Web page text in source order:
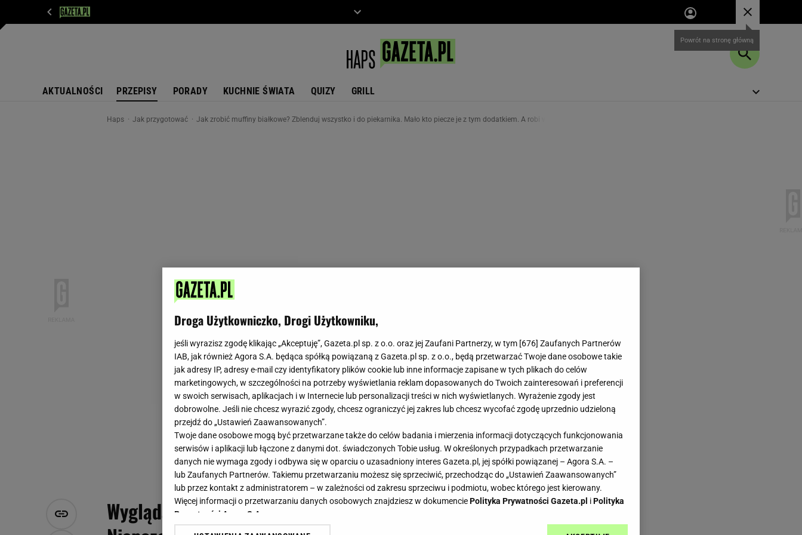
AKTUALNOŚCI PRZEPISY PORADY KUCHNIE ŚWIATA QUIZY GRILL
Haps Jak przygotować Jak zrobić muffiny białkowe? Zblenduj wszystko i do piekarnika. Mało kto piecze je z tym dodatkiem. A robi wielką różnicę
Wygląda jak deser z cukierni, ale to coś znacznie więcej.
Droga Użytkowniczko, Drogi Użytkowniku,
jeśli wyrazisz zgodę klikając „Akceptuję”, Gazeta.pl sp. z o.o. oraz jej Zaufani Partnerzy, w tym [676] Zaufanych Partnerów
IAB, jak również Agora S.A. będąca spółką powiązaną z Gazeta.pl sp. z o.o., będą przetwarzać Twoje dane osobowe takie
jak adresy IP, adresy e-mail czy identyfikatory plików cookie lub inne informacje zapisane w tych plikach do celów
marketingowych, w szczególności na potrzeby wyświetlania reklam dopasowanych do Twoich zainteresowań i preferencji
w swoich serwisach, aplikacjach i w Internecie lub personalizacji treści w nich wyświetlanych. Wyrażenie zgody jest
dobrowolne. Jeśli nie chcesz wyrazić zgody, chcesz ograniczyć jej zakres lub chcesz wycofać zgodę uprzednio udzieloną
przejdź do „Ustawień Zaawansowanych”.
Twoje dane osobowe mogą być przetwarzane także do celów badania i mierzenia informacji dotyczących funkcjonowania
serwisów i aplikacji lub łączone z danymi dot. świadczonych Tobie usług. W określonych przypadkach przetwarzanie
danych nie wymaga zgody i odbywa się w oparciu o uzasadniony interes Gazeta.pl, jej spółki powiązanej – Agora S.A. –
lub Zaufanych Partnerów. Takiemu przetwarzaniu możesz się sprzeciwić, przechodząc do „Ustawień Zaawansowanych”
lub przez kontakt z administratorem – w zależności od zakresu sprzeciwu i podmiotu, wobec którego jest kierowany.
Więcej informacji o przetwarzaniu danych osobowych znajdziesz w dokumenciePolityka Prywatności Gazeta.pl iPolityka
Prywatności Agora S.A.